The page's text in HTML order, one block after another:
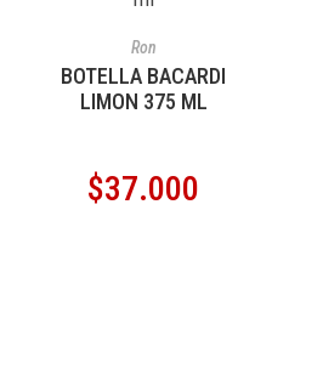
Ron
BOTELLA BACARDI
LIMON 375 ML
$37.000